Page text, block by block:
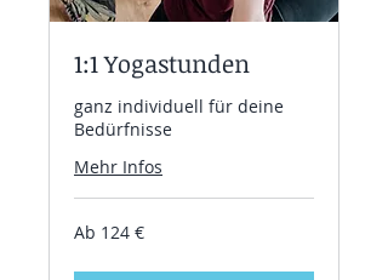
1:1 Yogastunden
ganz individuell für deine
Bedürfnisse
Mehr Infos
Ab
124
Ab 124 €